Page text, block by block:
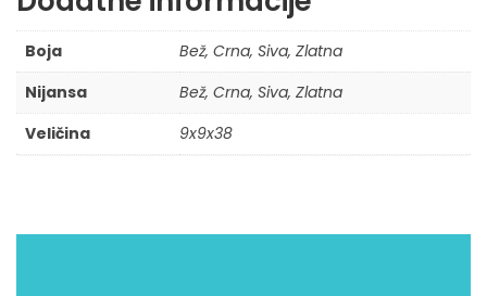
Tip štampe:
Broj pozicija štampe:
Dodatni zahtevi za štampu:
Boja
Bež, Crna, Siva, Zlatna
Nijansa
Bež, Crna, Siva, Zlatna
Veličina
9x9x38